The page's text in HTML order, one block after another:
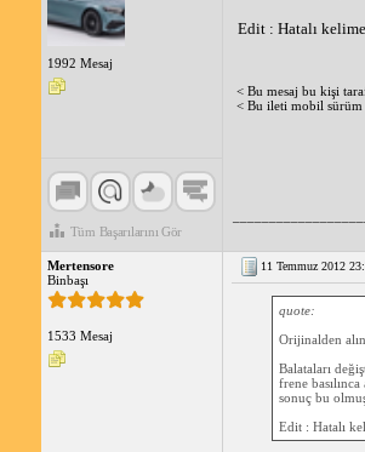
1992 Mesaj
Tüm Başarılarını Gör
Edit : Hatalı
< Bu mesaj bu kişi
< Bu ileti mobil sürüm
Mertensore
Binbaşı
1533 Mesaj
11 Temmuz 2012
quote:
Orijinalden
Balataları
frene
sonuç bu
Edit : Hatalı